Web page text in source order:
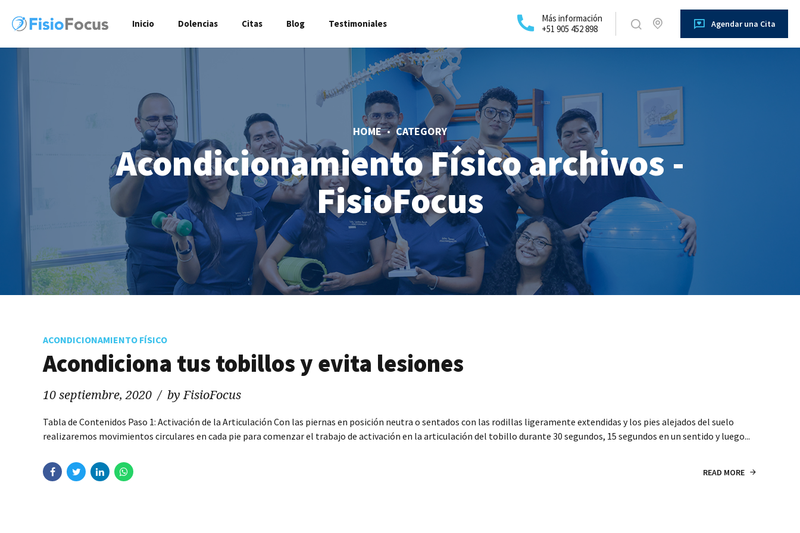
Más información
+51 905 452 898
Agendar una Cita
Inicio Dolencias Citas Blog Testimoniales
HOME CATEGORY
Acondicionamiento Físico archivos -
FisioFocus
ACONDICIONAMIENTO FÍSICO
Acondiciona tus tobillos y evita lesiones
10 septiembre, 2020 by FisioFocus
Tabla de Contenidos Paso 1: Activación de la Articulación Con las piernas en posición neutra o sentados con las rodillas ligeramente extendidas y los pies alejados del suelo
realizaremos movimientos circulares en cada pie para comenzar el trabajo de activación en la articulación del tobillo durante 30 segundos, 15 segundos en un sentido y luego...
READ MORE